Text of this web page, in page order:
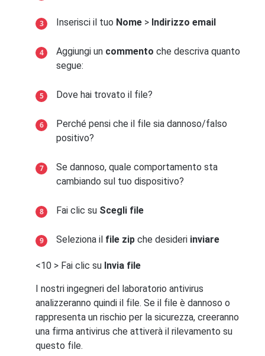
Inserisci il tuo Nome > Indirizzo email
Aggiungi un commento che descriva quanto
segue:
Dove hai trovato il file?
Perché pensi che il file sia dannoso/falso
positivo?
Se dannoso, quale comportamento sta
cambiando sul tuo dispositivo?
Fai clic su Scegli file
Seleziona il file zip che desideri inviare
<10 > Fai clic su Invia file
I nostri ingegneri del laboratorio antivirus
analizzeranno quindi il file. Se il file è dannoso o
rappresenta un rischio per la sicurezza, creeranno
una firma antivirus che attiverà il rilevamento su
questo file.